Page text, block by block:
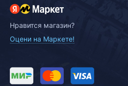
Нравится магазин?
Оцени на Маркете!